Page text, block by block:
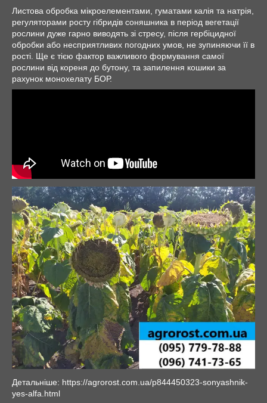
Листова обробка мікроелементами, гуматами калія та натрія,
регуляторами росту гібридів соняшника в період вегетації
рослини дуже гарно виводять зі стресу, після гербіцидної
обробки або несприятливих погодних умов, не зупиняючи її в
рості. Ще є тією фактор важливого формування самої
рослини від кореня до бутону, та запилення кошики за
рахунок монохелату БОР.
Детальніше: https://agrorost.com.ua/p844450323-sonyashnik-
yes-alfa.html